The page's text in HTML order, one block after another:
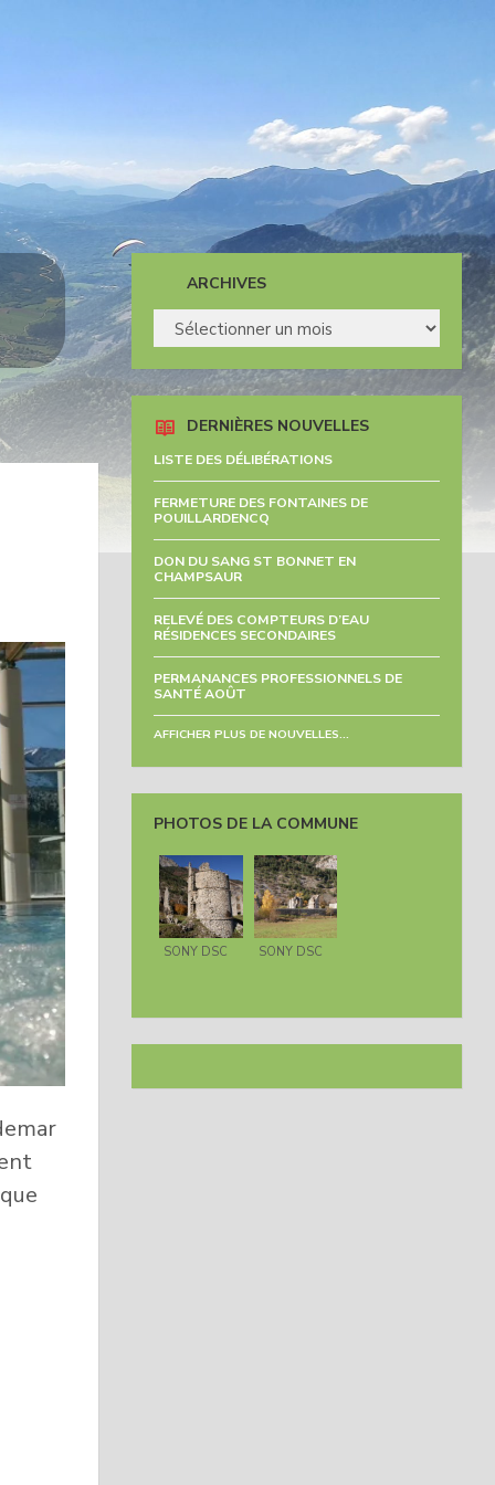
ARCHIVES
ARCHIVES
DERNIÈRES NOUVELLES
LISTE DES DÉLIBÉRATIONS
FERMETURE DES FONTAINES DE
POUILLARDENCQ
DON DU SANG ST BONNET EN
CHAMPSAUR
RELEVÉ DES COMPTEURS D’EAU
RÉSIDENCES SECONDAIRES
PERMANANCES PROFESSIONNELS DE
SANTÉ AOÛT
AFFICHER PLUS DE NOUVELLES...
PHOTOS DE LA COMMUNE
SONY DSC SONY DSC